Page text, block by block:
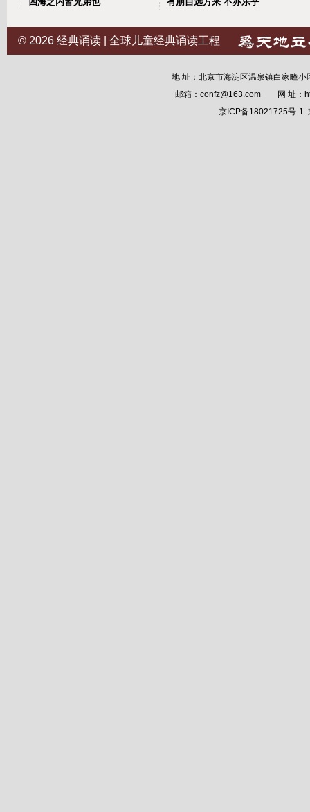
© 2026 经典诵读 | 全球儿童经典诵读工程
地 址：北京市海淀区温泉镇白家
邮箱：confz@163.com 网 址：
京ICP备18021725号-1